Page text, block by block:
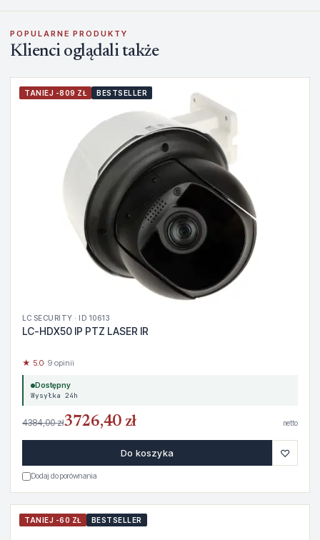
POPULARNE PRODUKTY
Klienci oglądali także
TANIEJ -809 ZŁ BESTSELLER
LC SECURITY · ID 10613
LC-HDX50 IP PTZ LASER IR
★ 5.0· 9 opinii
Dostępny
Wysyłka 24h
4384,00 zł3726,40 zł netto
Do koszyka ♡
Dodaj do porównania
TANIEJ -60 ZŁ BESTSELLER